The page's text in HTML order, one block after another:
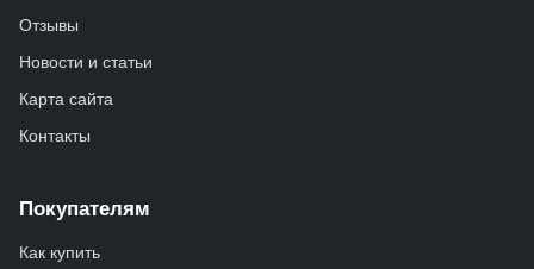
Отзывы
Новости и статьи
Карта сайта
Контакты
Покупателям
Как купить